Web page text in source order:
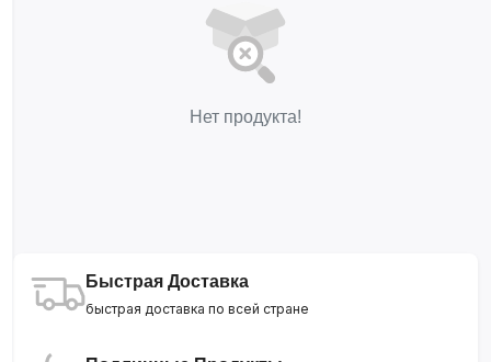
Нет продукта!
Быстрая Доставка
быстрая доставка по всей стране